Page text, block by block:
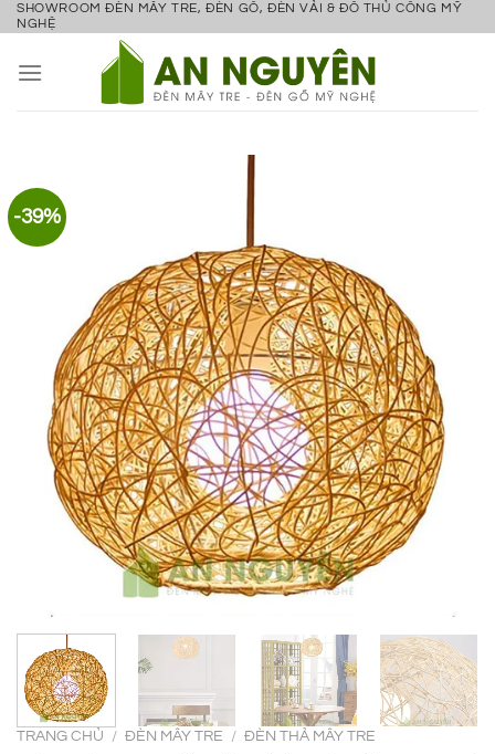
Bỏ
nội
SHOWROOM ĐÈN MÂY TRE, ĐÈN GỖ, ĐÈN VẢI & ĐỒ THỦ CÔNG MỸ
NGHỆ
-39%
TRANG CHỦ / ĐÈN MÂY TRE / ĐÈN THẢ MÂY TRE